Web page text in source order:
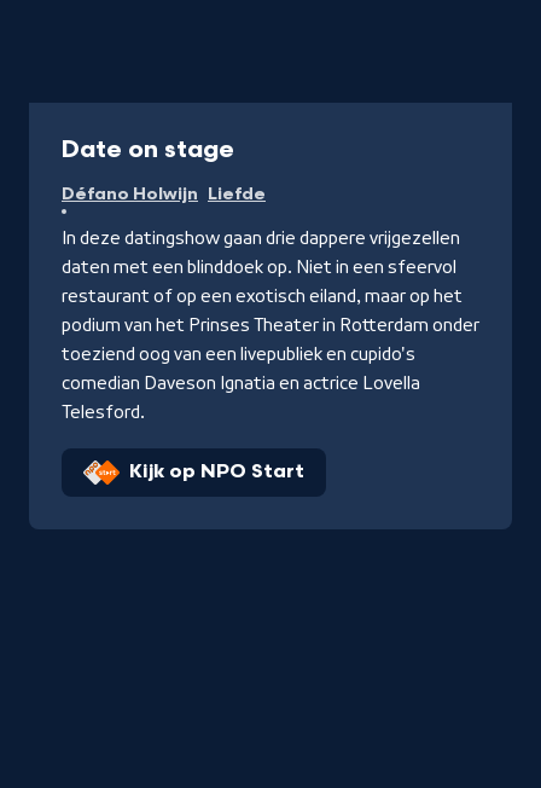
Date on stage
Défano Holwijn Liefde
In deze datingshow gaan drie dappere vrijgezellen
daten met een blinddoek op. Niet in een sfeervol
restaurant of op een exotisch eiland, maar op het
podium van het Prinses Theater in Rotterdam onder
toeziend oog van een livepubliek en cupido's
comedian Daveson Ignatia en actrice Lovella
Telesford.
Kijk op NPO Start